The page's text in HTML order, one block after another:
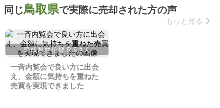
同じ鳥取県で実際に売却された方の声
もっと見る
鳥取県西伯郡 R.Sさん
一斉内覧会で良い方に出会
え、金額に気持ちを重ねた
売買を実現できました